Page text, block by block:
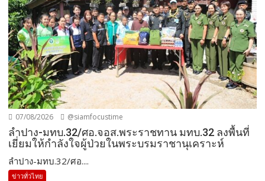
07/08/2026 @siamfocustime
ลำปาง-มทบ.32/ศอ.จอส.พระราชทาน มทบ.32 ลงพื้นที่
เยี่ยมให้กำลังใจผู้ป่วยในพระบรมราชานุเคราะห์
ลำปาง-มทบ.32/ศอ....
ข่าวทั่วไทย